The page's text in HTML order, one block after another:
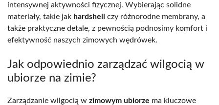
intensywnej aktywności fizycznej. Wybierając solidne
materiały, takie jak hardshell
czy różnorodne membrany, a
także praktyczne detale, z pewnością podnosimy komfort i
efektywność naszych zimowych wędrówek.
Jak odpowiednio zarządzać wilgocią w
ubiorze na zimie?
Zarządzanie wilgocią w zimowym ubiorze ma kluczowe